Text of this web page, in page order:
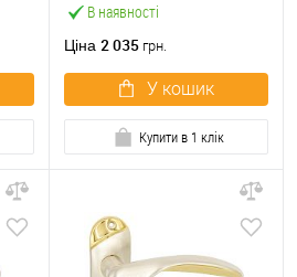
В наявності
Ціна 2 035 грн.
У кошик
Купити в 1 клік